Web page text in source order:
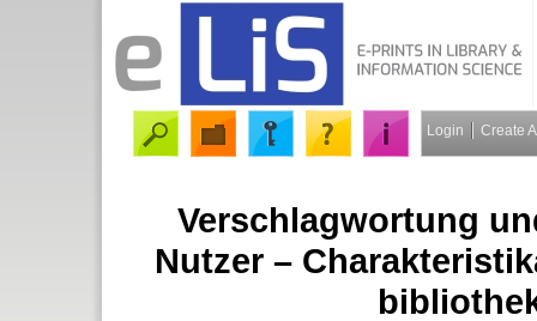
Login Create
Verschlagwortung
Nutzer –